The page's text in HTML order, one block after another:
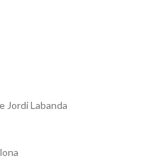
Jordi Labanda